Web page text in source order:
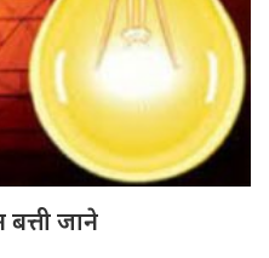
बत्ती जाने